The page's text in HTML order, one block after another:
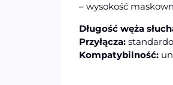
– wysokość
Długość węża
Przyłącza:
Kompatybilność: